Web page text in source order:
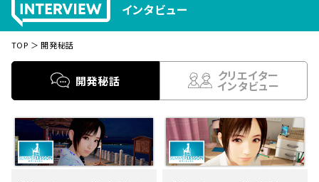
会社紹介
取材依頼
インタビュー
TOP 開発秘話
開発秘話 クリエイター
インタビュー